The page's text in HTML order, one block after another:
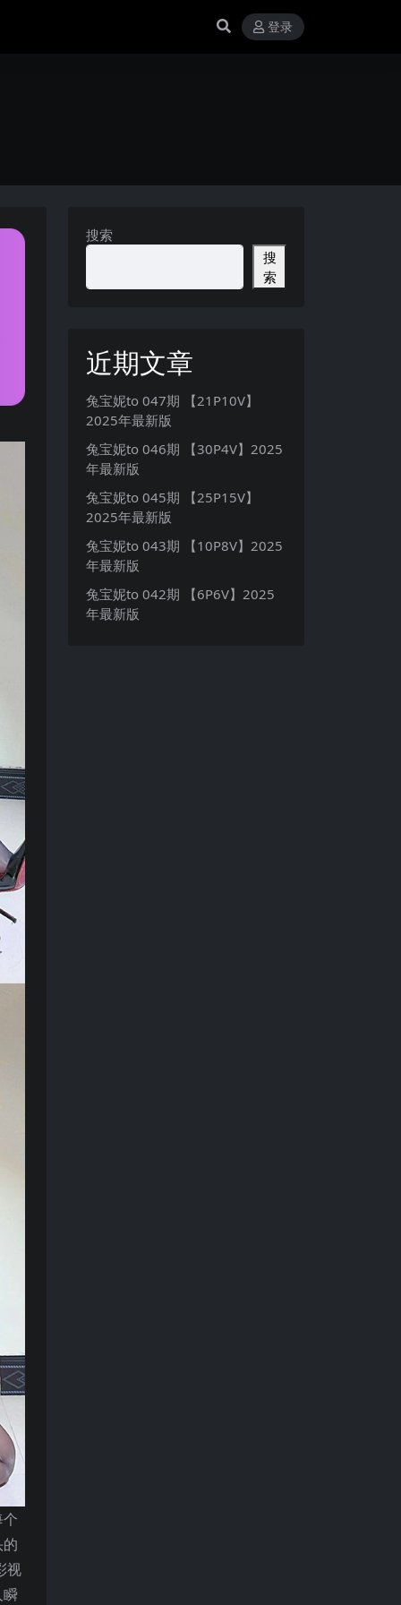
登录
视
搜索
搜
索
近期文章
兔宝妮to 047期 【21P10V】
2025年最新版
兔宝妮to 046期 【30P4V】2025
年最新版
兔宝妮to 045期 【25P15V】
2025年最新版
兔宝妮to 043期 【10P8V】2025
年最新版
兔宝妮to 042期 【6P6V】2025
年最新版